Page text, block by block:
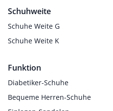
Schuhweite
Schuhe Weite G
Schuhe Weite K
Funktion
Diabetiker-Schuhe
Bequeme Herren-Schuhe